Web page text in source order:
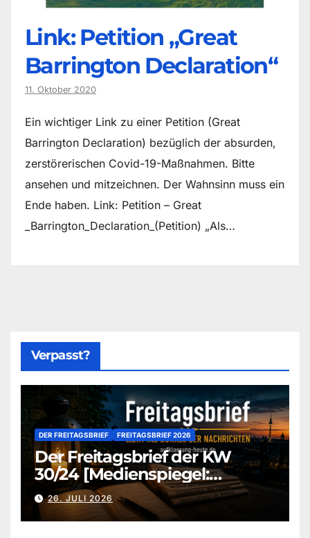
Link: Petition „Great
Barrington Declaration“
11. Oktober 2020
Ein wichtiger Link zu einer Petition (Great
Barrington Declaration) bezüglich der absurden,
zerstörerischen Covid-19-Maßnahmen. Bitte
ansehen und mitzeichnen. Der Wahnsinn muss ein
Ende haben. Link: Petition – Great
_Barrington_Declaration_(Petition) „Als…
Verpasst?
DER FREITAGSBRIEF FREITAGSBRIEF 2026
Der Freitagsbrief der KW
30/24 [Medienspiegel:
aufklaerung-heute-de]
26. JULI 2026